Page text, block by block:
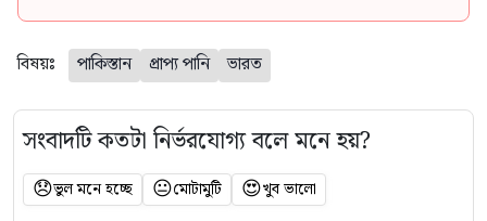
বিষয়ঃ পাকিস্তান প্রাপ্য পানি ভারত
সংবাদটি কতটা নির্ভরযোগ্য বলে মনে হয়?
😞ভুল মনে হচ্ছে 😐মোটামুটি 😍খুব ভালো